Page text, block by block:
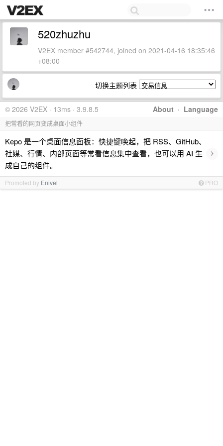
520zhuzhu
V2EX member #542744, joined on 2021-04-16 18:35:46
+08:00
切换主题列表
About · Language
© 2026 V2EX · 13ms · 3.9.8.5
把常看的网页变成桌面小组件
Kepo 是一个桌面信息面板：快捷键唤起，把 RSS、GitHub、
社媒、行情、内部页面等常看信息集中查看，也可以用 AI 生
成自己的组件。
›
Promoted by Enivel PRO